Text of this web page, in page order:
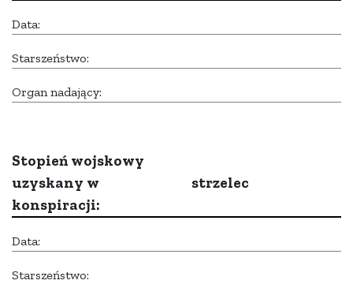
Data:
Starszeństwo:
Organ nadający:
Stopień wojskowy
uzyskany w
konspiracji:
strzelec
Data:
Starszeństwo: